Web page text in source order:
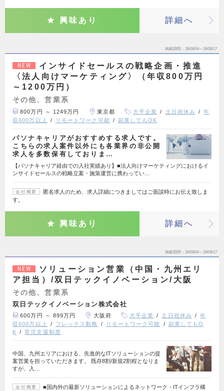
興味あり 詳細へ
掲載期間 26/08/04～26/08/17
NEW
インサイドセールスの戦略企画・推進
〈法人向けマーケティング〉（年収800万円
～1200万円）
その他、営業系
800万円 ～ 1249万円 東京都 大手企業 土日祝休み
年
収600万以上
リモートワーク可能 副業してもOK
パソナキャリアがおすすめする求人です。
こちらの求人案件以外にも各業界の非公開
求人を多数保有しておりま…
【パソナキャリア経由での入社実績あり】■法人向けマーケティングにおけるイ
ンサイドセールスの戦略立案・施策運営に携わってい…
会社概要
匿名求人のため、求人詳細につきましてはご面談時にお伝え致しま
す。
興味あり 詳細へ
掲載期間 26/08/04～26/08/17
NEW
ソリューション営業（中国・九州エリ
ア担当）/双日テックイノベーション/大阪
その他、営業系
双日テックイノベーション株式会社
600万円 ～ 899万円 大阪府 大手企業 土日祝休み
年
収600万以上
フレックス勤務 リモートワーク可能
副業してもO
K
育児支援制度
中国、九州エリアにおける、先進的なITソリューションの提
案営業を担っていただきます。 既存8割/新規2割程となりま
すが、入…
会社概要
■国内外の最新ソリューションによるネットワーク・ITインフラ構